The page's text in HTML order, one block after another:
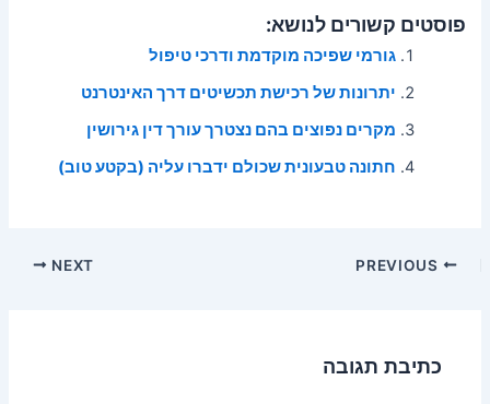
פוסטים קשורים לנושא:
גורמי שפיכה מוקדמת ודרכי טיפול
יתרונות של רכישת תכשיטים דרך האינטרנט
מקרים נפוצים בהם נצטרך עורך דין גירושין
חתונה טבעונית שכולם ידברו עליה (בקטע טוב)
Post
NEXT
כתיבת תגובה